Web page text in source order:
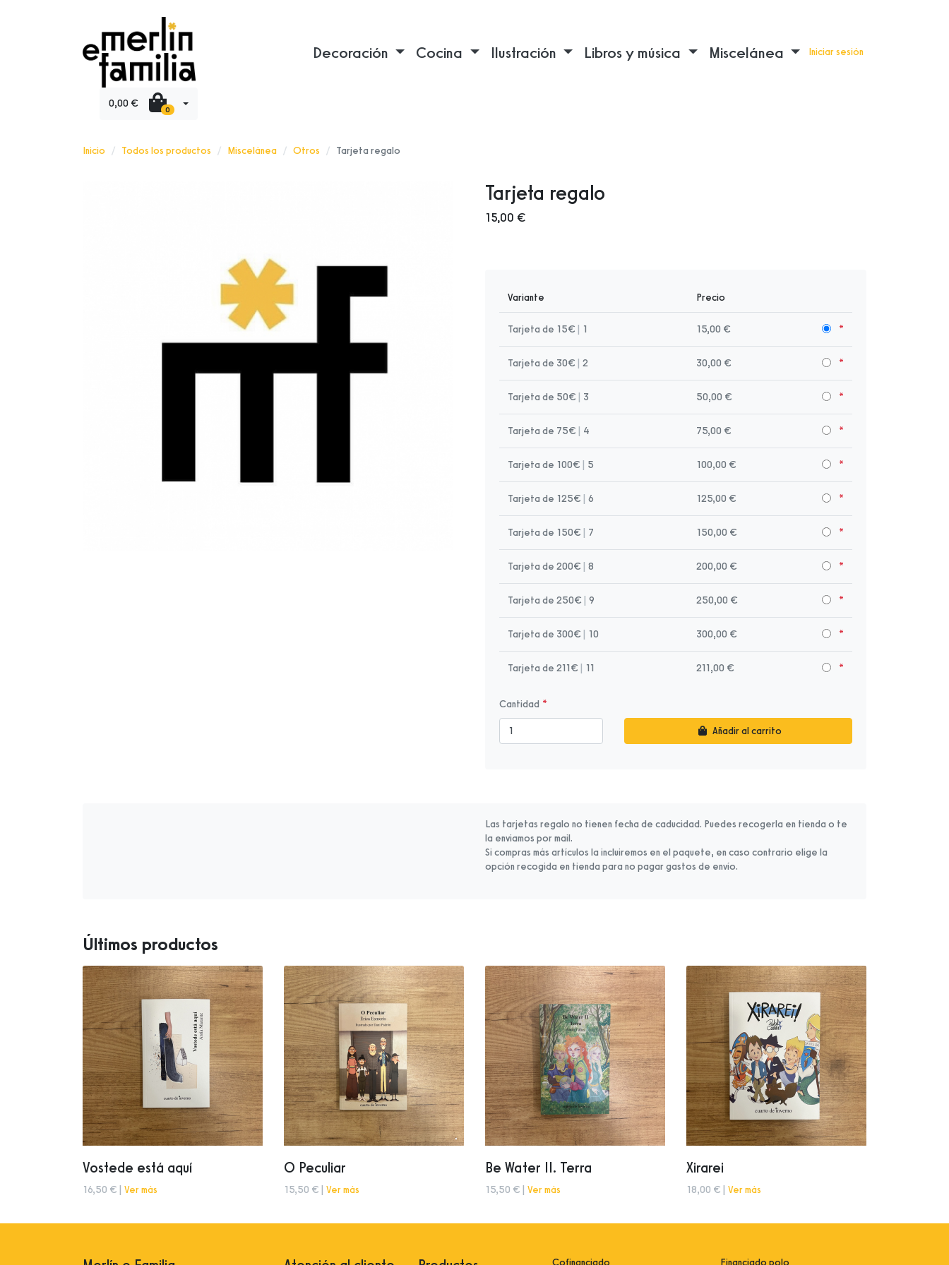
Decoración Cocina Ilustración Libros y música Miscelánea Iniciar sesión
0,00 € 0
Inicio Todos los productos Miscelánea Otros Tarjeta regalo
Tarjeta regalo
15,00 €
Variante Precio
Tarjeta de 15€ 1 15,00 €
Tarjeta de 30€ 2 30,00 €
Tarjeta de 50€ 3 50,00 €
Tarjeta de 75€ 4 75,00 €
Tarjeta de 100€ 5 100,00 €
Tarjeta de 125€ 6 125,00 €
Tarjeta de 150€ 7 150,00 €
Tarjeta de 200€ 8 200,00 €
Tarjeta de 250€ 9 250,00 €
Tarjeta de 300€ 10 300,00 €
Tarjeta de 211€ 11 211,00 €
Cantidad
Añadir al carrito
Las tarjetas regalo no tienen fecha de caducidad. Puedes recogerla en tienda o te
la enviamos por mail.
Si compras más artículos la incluiremos en el paquete, en caso contrario elige la
opción recogida en tienda para no pagar gastos de envío.
Últimos productos
Vostede está aquí
16,50 € | Ver más
O Peculiar
15,50 € | Ver más
Be Water II. Terra
15,50 € | Ver más
Xirarei
18,00 € | Ver más